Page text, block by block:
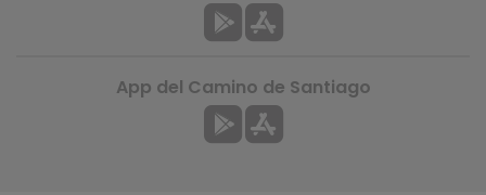
App del Camino de Santiago